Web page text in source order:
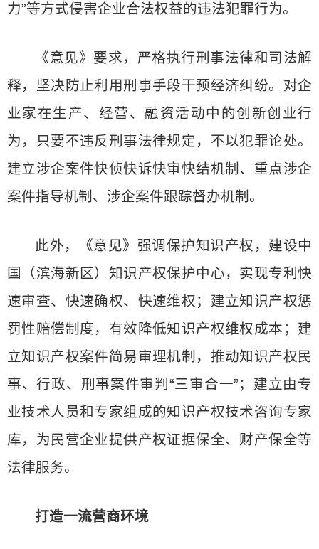
力”等方式侵害企业合法权益的违法犯罪行为。
《意见》要求，严格执行刑事法律和司法解
释，坚决防止利用刑事手段干预经济纠纷。对企
业家在生产、经营、融资活动中的创新创业行
为，只要不违反刑事法律规定，不以犯罪论处。
建立涉企案件快侦快诉快审快结机制、重点涉企
案件指导机制、涉企案件跟踪督办机制。
此外，《意见》强调保护知识产权，建设中
国（滨海新区）知识产权保护中心，实现专利快
速审查、快速确权、快速维权；建立知识产权惩
罚性赔偿制度，有效降低知识产权维权成本；建
立知识产权案件简易审理机制，推动知识产权民
事、行政、刑事案件审判“三审合一”；建立由专
业技术人员和专家组成的知识产权技术咨询专家
库，为民营企业提供产权证据保全、财产保全等
法律服务。
打造一流营商环境